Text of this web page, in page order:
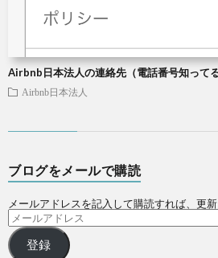
Airbnb日本法人の連絡先（電話番号知ってる
Airbnb日本法人
ブログをメールで購読
メールアドレスを記入して購読すれば、更
登録